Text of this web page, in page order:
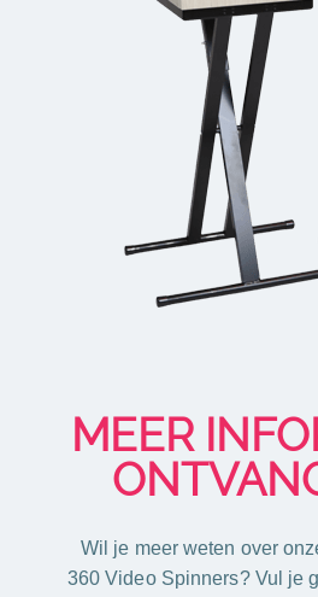
MEER
Wil je meer weten over
360 Video Spinners? Vul je